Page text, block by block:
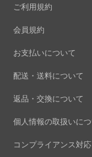
ご利用規約
会員規約
お支払いについて
配送・送料について
返品・交換について
個人情報の取扱いに
コンプライアンス対応